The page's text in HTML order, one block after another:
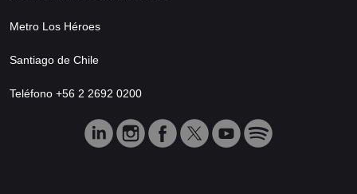
Metro Los Héroes
Santiago de Chile
Teléfono +56 2 2692 0200